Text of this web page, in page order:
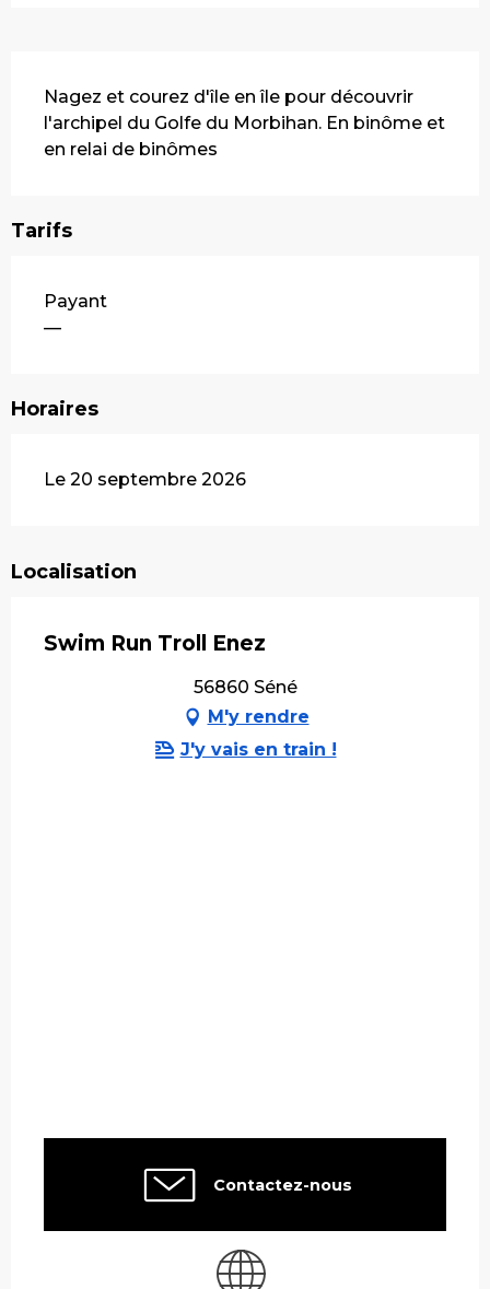
Nagez et courez d'île en île pour découvrir
l'archipel du Golfe du Morbihan. En binôme et
en relai de binômes
Tarifs
Payant
—
Horaires
Le 20 septembre 2026
Localisation
Swim Run Troll Enez
56860 Séné
M'y rendre
J'y vais en train !
Contactez-nous